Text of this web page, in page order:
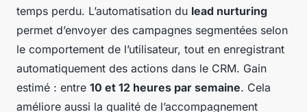
temps perdu. L’automatisation du lead nurturing
permet d’envoyer des campagnes segmentées selon
le comportement de l’utilisateur, tout en enregistrant
automatiquement des actions dans le CRM. Gain
estimé : entre 10 et 12 heures par semaine. Cela
améliore aussi la qualité de l’accompagnement